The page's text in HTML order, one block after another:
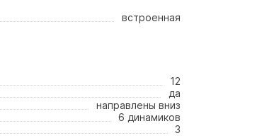
встроенная
12
да
направлены вниз
6 динамиков
3